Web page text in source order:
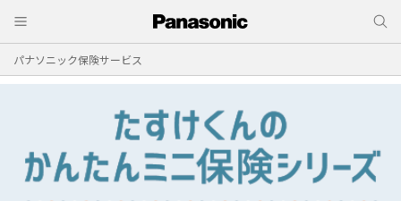
パナソニック保険サービス